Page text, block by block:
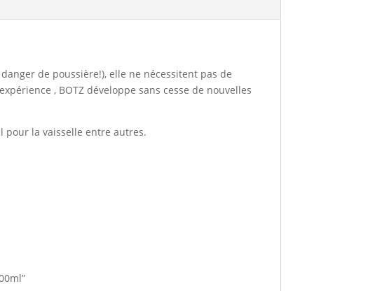
de poussière!), elle ne nécessitent pas de
, BOTZ développe sans cesse de nouvelles
pour la vaisselle entre autres.